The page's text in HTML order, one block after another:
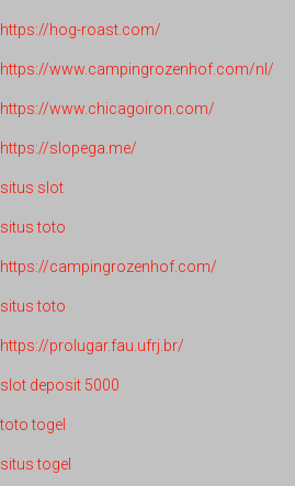
https://hog-roast.com/
https://www.campingrozenhof.com/nl/
https://www.chicagoiron.com/
https://slopega.me/
situs slot
situs toto
https://campingrozenhof.com/
situs toto
https://prolugar.fau.ufrj.br/
slot deposit 5000
toto togel
situs togel